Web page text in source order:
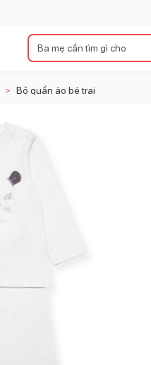
> Bộ quần áo bé trai